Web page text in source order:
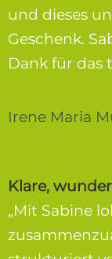
und dieses
Geschenk.
Dank für das
Irene Maria
Klare,
„Mit Sabine